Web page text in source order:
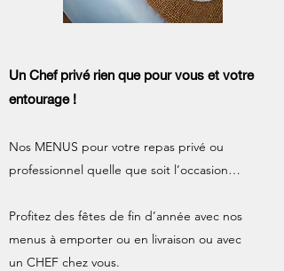
Un Chef privé rien que pour vous et votre
entourage !
Nos MENUS pour votre repas privé ou
professionnel quelle que soit l’occasion…
Profitez des fêtes de fin d’année avec nos
menus à emporter ou en livraison ou avec
un CHEF chez vous.